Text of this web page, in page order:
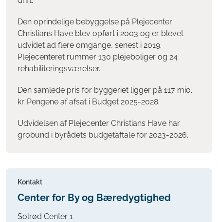
Den oprindelige bebyggelse på Plejecenter
Christians Have blev opført i 2003 og er blevet
udvidet ad flere omgange, senest i 2019.
Plejecenteret rummer 130 plejeboliger og 24
rehabiliteringsværelser.
Den samlede pris for byggeriet ligger på 117 mio.
kr. Pengene af afsat i Budget 2025-2028.
Udvidelsen af Plejecenter Christians Have har
grobund i byrådets budgetaftale for 2023-2026.
Kontakt
Center for By og Bæredygtighed
Solrød Center 1